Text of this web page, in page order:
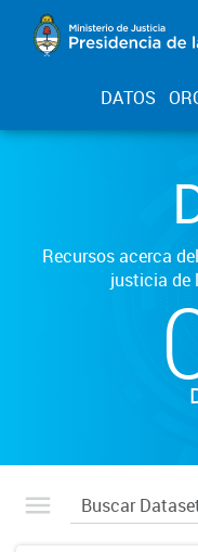
DATOS
Recursos acerca
justicia de